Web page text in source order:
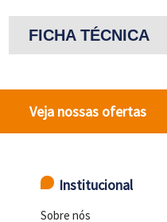
FICHA TÉCNICA
Veja nossas ofertas
Institucional
Sobre nós